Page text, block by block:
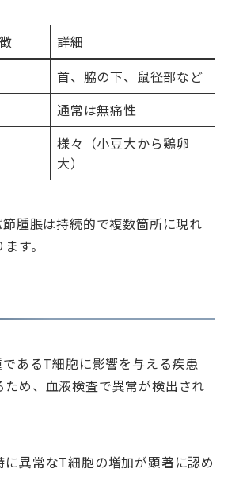
詳細
首、脇の下、鼠径部など
通常は無痛性
様々（小豆大から鶏卵
大）
腫脹は持続的で複数箇所に現れ
す。
あるT細胞に影響を与える疾患
ため、血液検査で異常が検出され
に異常なT細胞の増加が顕著に認め